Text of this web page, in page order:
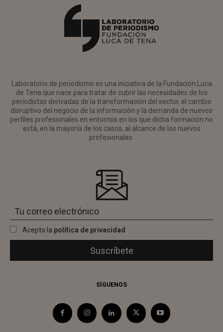
Laboratorio de periodismo es una iniciativa de la Fundación Luca
de Tena que nace para tratar de cubrir las necesidades de los
periodistas derivadas de la transformación del sector, el cambio
disruptivo del negocio de la información y la demanda de nuevos
perfiles profesionales en entornos en los que dicha formación no
está, en la mayoría de los casos, al alcance de los nuevos
profesionales.
Acepto la política de privacidad
SÍGUENOS